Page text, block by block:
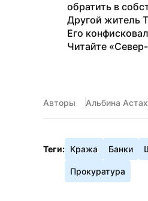
обратить в
Другой житель
Его
Читайте
Авторы Альбина
Теги: Кража Банки
Прокуратура